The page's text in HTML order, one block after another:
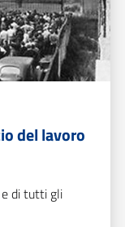
del lavoro
di tutti gli